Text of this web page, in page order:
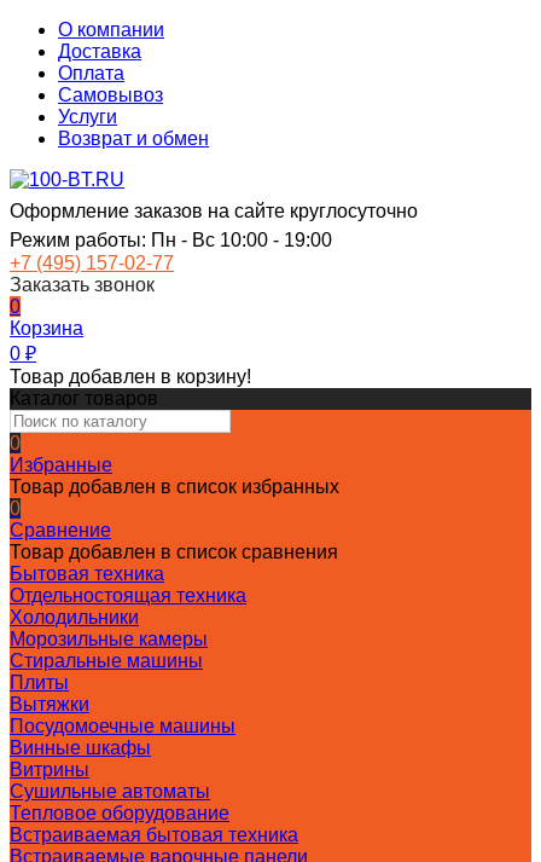
О компании
Доставка
Оплата
Самовывоз
Услуги
Возврат и обмен
Оформление заказов на сайте круглосуточно
Режим работы: Пн - Вс 10:00 - 19:00
+7 (495) 157-02-77
Заказать звонок
0
Корзина
0 ₽
Товар добавлен в корзину!
Каталог товаров
0
Избранные
Товар добавлен в список избранных
0
Сравнение
Товар добавлен в список сравнения
Бытовая техника
Отдельностоящая техника
Холодильники
Морозильные камеры
Стиральные машины
Плиты
Вытяжки
Посудомоечные машины
Винные шкафы
Витрины
Сушильные автоматы
Тепловое оборудование
Встраиваемая бытовая техника
Встраиваемые варочные панели